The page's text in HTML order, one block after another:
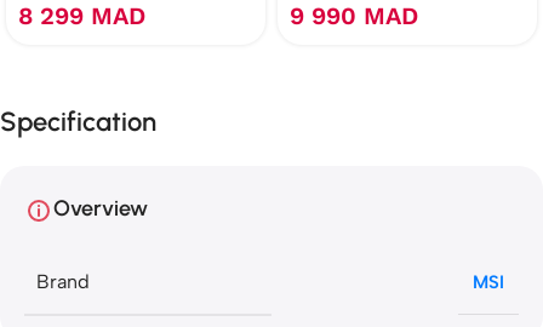
8 299 MAD 9 990 MAD
Specification
Overview
Brand MSI